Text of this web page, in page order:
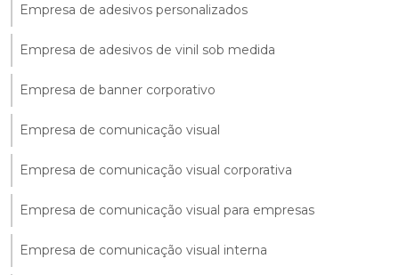
Empresa de adesivos personalizados
Empresa de adesivos de vinil sob medida
Empresa de banner corporativo
Empresa de comunicação visual
Empresa de comunicação visual corporativa
Empresa de comunicação visual para empresas
Empresa de comunicação visual interna